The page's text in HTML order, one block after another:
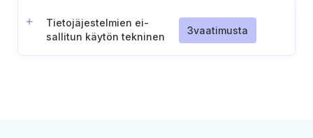
vaatimukset
Tietojäjestelmien ei-
sallitun käytön tekninen
3vaatimusta